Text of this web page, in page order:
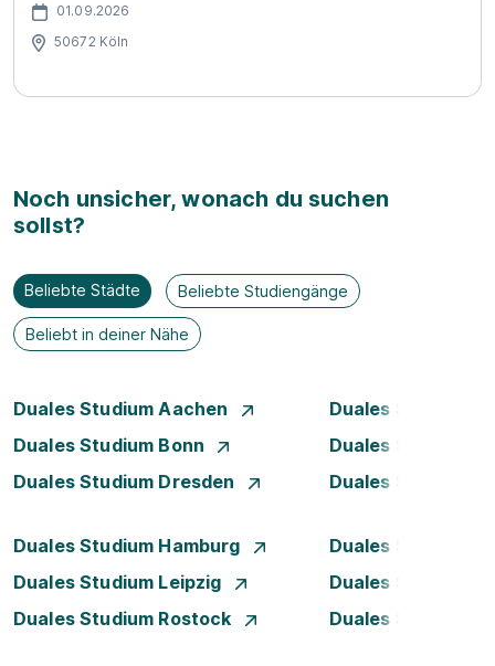
01.09.2026
50672 Köln
Noch unsicher, wonach du suchen
sollst?
Beliebte Städte Beliebte Studiengänge
Beliebt in deiner Nähe
Duales Studium Aachen
Duales Studium
Duales Studium Bonn
Duales Studium
Duales Studium Dresden
Duales Studium
Duales Studium Hamburg
Duales Studium
Duales Studium Leipzig
Duales Studium
Duales Studium Rostock
Duales Studium